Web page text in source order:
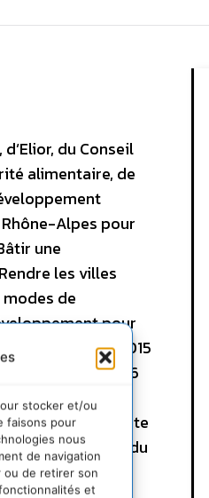
stocker et/ou
faisons pour
nous
de navigation
ou de retirer son
et
du Conseil
alimentaire, de
Alpes pour
une
les villes
modes de
pour
pour l’ODD15
l’ODD16
de
à retrouver juste
scientifique du
en 2030